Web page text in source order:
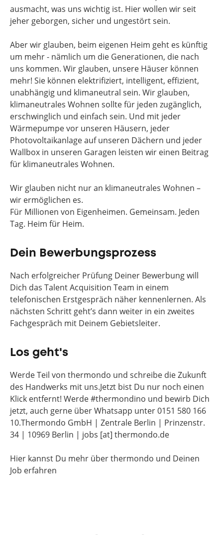
ausmacht, was uns wichtig ist. Hier wollen wir seit
jeher geborgen, sicher und ungestört sein.
Aber wir glauben, beim eigenen Heim geht es künftig
um mehr - nämlich um die Generationen, die nach
uns kommen. Wir glauben, unsere Häuser können
mehr! Sie können elektrifiziert, intelligent, effizient,
unabhängig und klimaneutral sein. Wir glauben,
klimaneutrales Wohnen sollte für jeden zugänglich,
erschwinglich und einfach sein. Und mit jeder
Wärmepumpe vor unseren Häusern, jeder
Photovoltaikanlage auf unseren Dächern und jeder
Wallbox in unseren Garagen leisten wir einen Beitrag
für klimaneutrales Wohnen.
Wir glauben nicht nur an klimaneutrales Wohnen –
wir ermöglichen es.
Für Millionen von Eigenheimen. Gemeinsam. Jeden
Tag. Heim für Heim.
Dein Bewerbungsprozess
Nach erfolgreicher Prüfung Deiner Bewerbung will
Dich das Talent Acquisition Team in einem
telefonischen Erstgespräch näher kennenlernen. Als
nächsten Schritt geht’s dann weiter in ein zweites
Fachgespräch mit Deinem Gebietsleiter.
Los geht's
Werde Teil von thermondo und schreibe die Zukunft
des Handwerks mit uns.Jetzt bist Du nur noch einen
Klick entfernt! Werde #thermondino und bewirb Dich
jetzt, auch gerne über Whatsapp unter 0151 580 166
10.Thermondo GmbH | Zentrale Berlin | Prinzenstr.
34 | 10969 Berlin | jobs [at] thermondo.de
Hier kannst Du mehr über thermondo und Deinen
Job erfahren